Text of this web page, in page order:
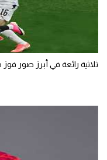
ثلاثية رائعة في أبرز صور